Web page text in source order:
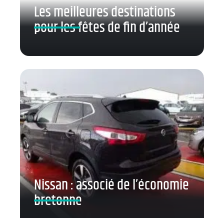
Les meilleures destinations
pour les fêtes de fin d’année
Nissan : associé de l’économie
bretonne